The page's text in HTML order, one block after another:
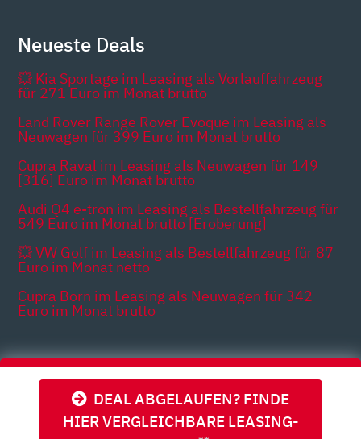
DEAL ABGELAUFEN? FINDE
HIER VERGLEICHBARE LEASING-
Neueste Deals
💥 Kia Sportage im Leasing als Vorlauffahrzeug
für 271 Euro im Monat brutto
Land Rover Range Rover Evoque im Leasing als
Neuwagen für 399 Euro im Monat brutto
Cupra Raval im Leasing als Neuwagen für 149
[316] Euro im Monat brutto
Audi Q4 e-tron im Leasing als Bestellfahrzeug für
549 Euro im Monat brutto [Eroberung]
💥 VW Golf im Leasing als Bestellfahrzeug für 87
Euro im Monat netto
Cupra Born im Leasing als Neuwagen für 342
Euro im Monat brutto